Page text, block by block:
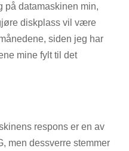
på datamaskinen min,
diskplass vil være
siden jeg har
mine fylt til det
respons er en av
men dessverre stemmer